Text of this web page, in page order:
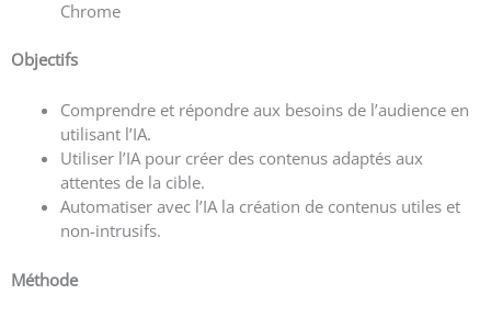
Chrome
Objectifs
Comprendre et répondre aux besoins de l’audience en
utilisant l’IA.
Utiliser l’IA pour créer des contenus adaptés aux
attentes de la cible.
Automatiser avec l’IA la création de contenus utiles et
non-intrusifs.
Méthode